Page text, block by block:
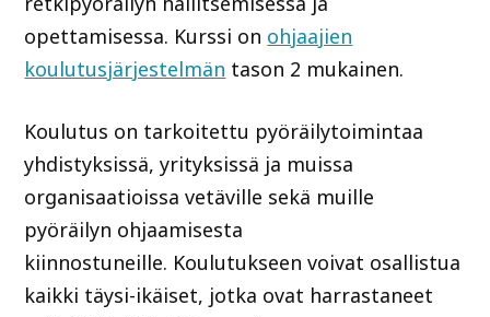
opettamisessa. Kurssi on ohjaajien
koulutusjärjestelmän tason 2 mukainen.
Koulutus on tarkoitettu pyöräilytoimintaa
yhdistyksissä, yrityksissä ja muissa
organisaatioissa vetäville sekä muille
pyöräilyn ohjaamisesta
kiinnostuneille. Koulutukseen voivat osallistua
kaikki täysi-ikäiset, jotka ovat harrastaneet